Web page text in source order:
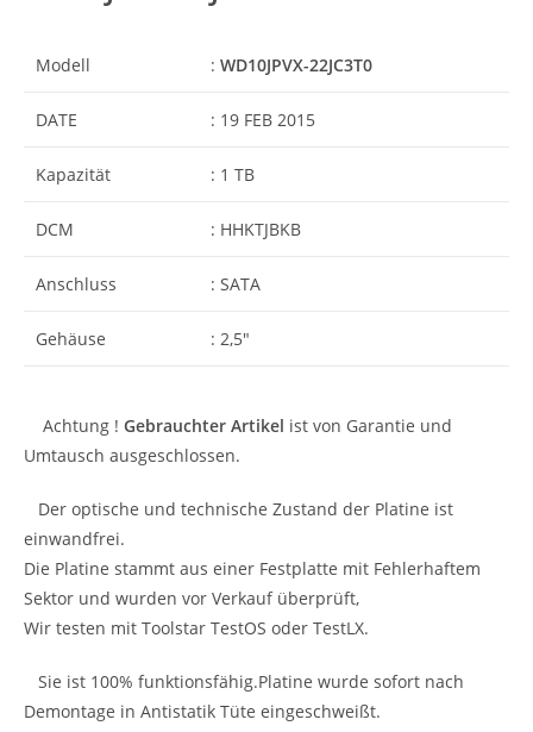
Modell : WD10JPVX-22JC3T0
DATE : 19 FEB 2015
Kapazität : 1 TB
DCM : HHKTJBKB
Anschluss : SATA
Gehäuse : 2,5″
Achtung ! Gebrauchter Artikel ist von Garantie und
Umtausch ausgeschlossen.
Der optische und technische Zustand der Platine ist
einwandfrei.
Die Platine stammt aus einer Festplatte mit Fehlerhaftem
Sektor und wurden vor Verkauf überprüft,
Wir testen mit Toolstar TestOS oder TestLX.
Sie ist 100% funktionsfähig.Platine wurde sofort nach
Demontage in Antistatik Tüte eingeschweißt.